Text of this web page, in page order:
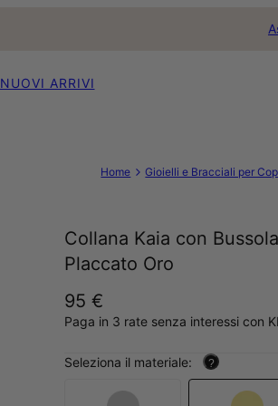
NUOVI ARRIVI
Home Gioielli e Bracciali per
Collana Kaia con
Placcato Oro
95 €
Paga in 3 rate senza interessi con
Seleziona il materiale: ?